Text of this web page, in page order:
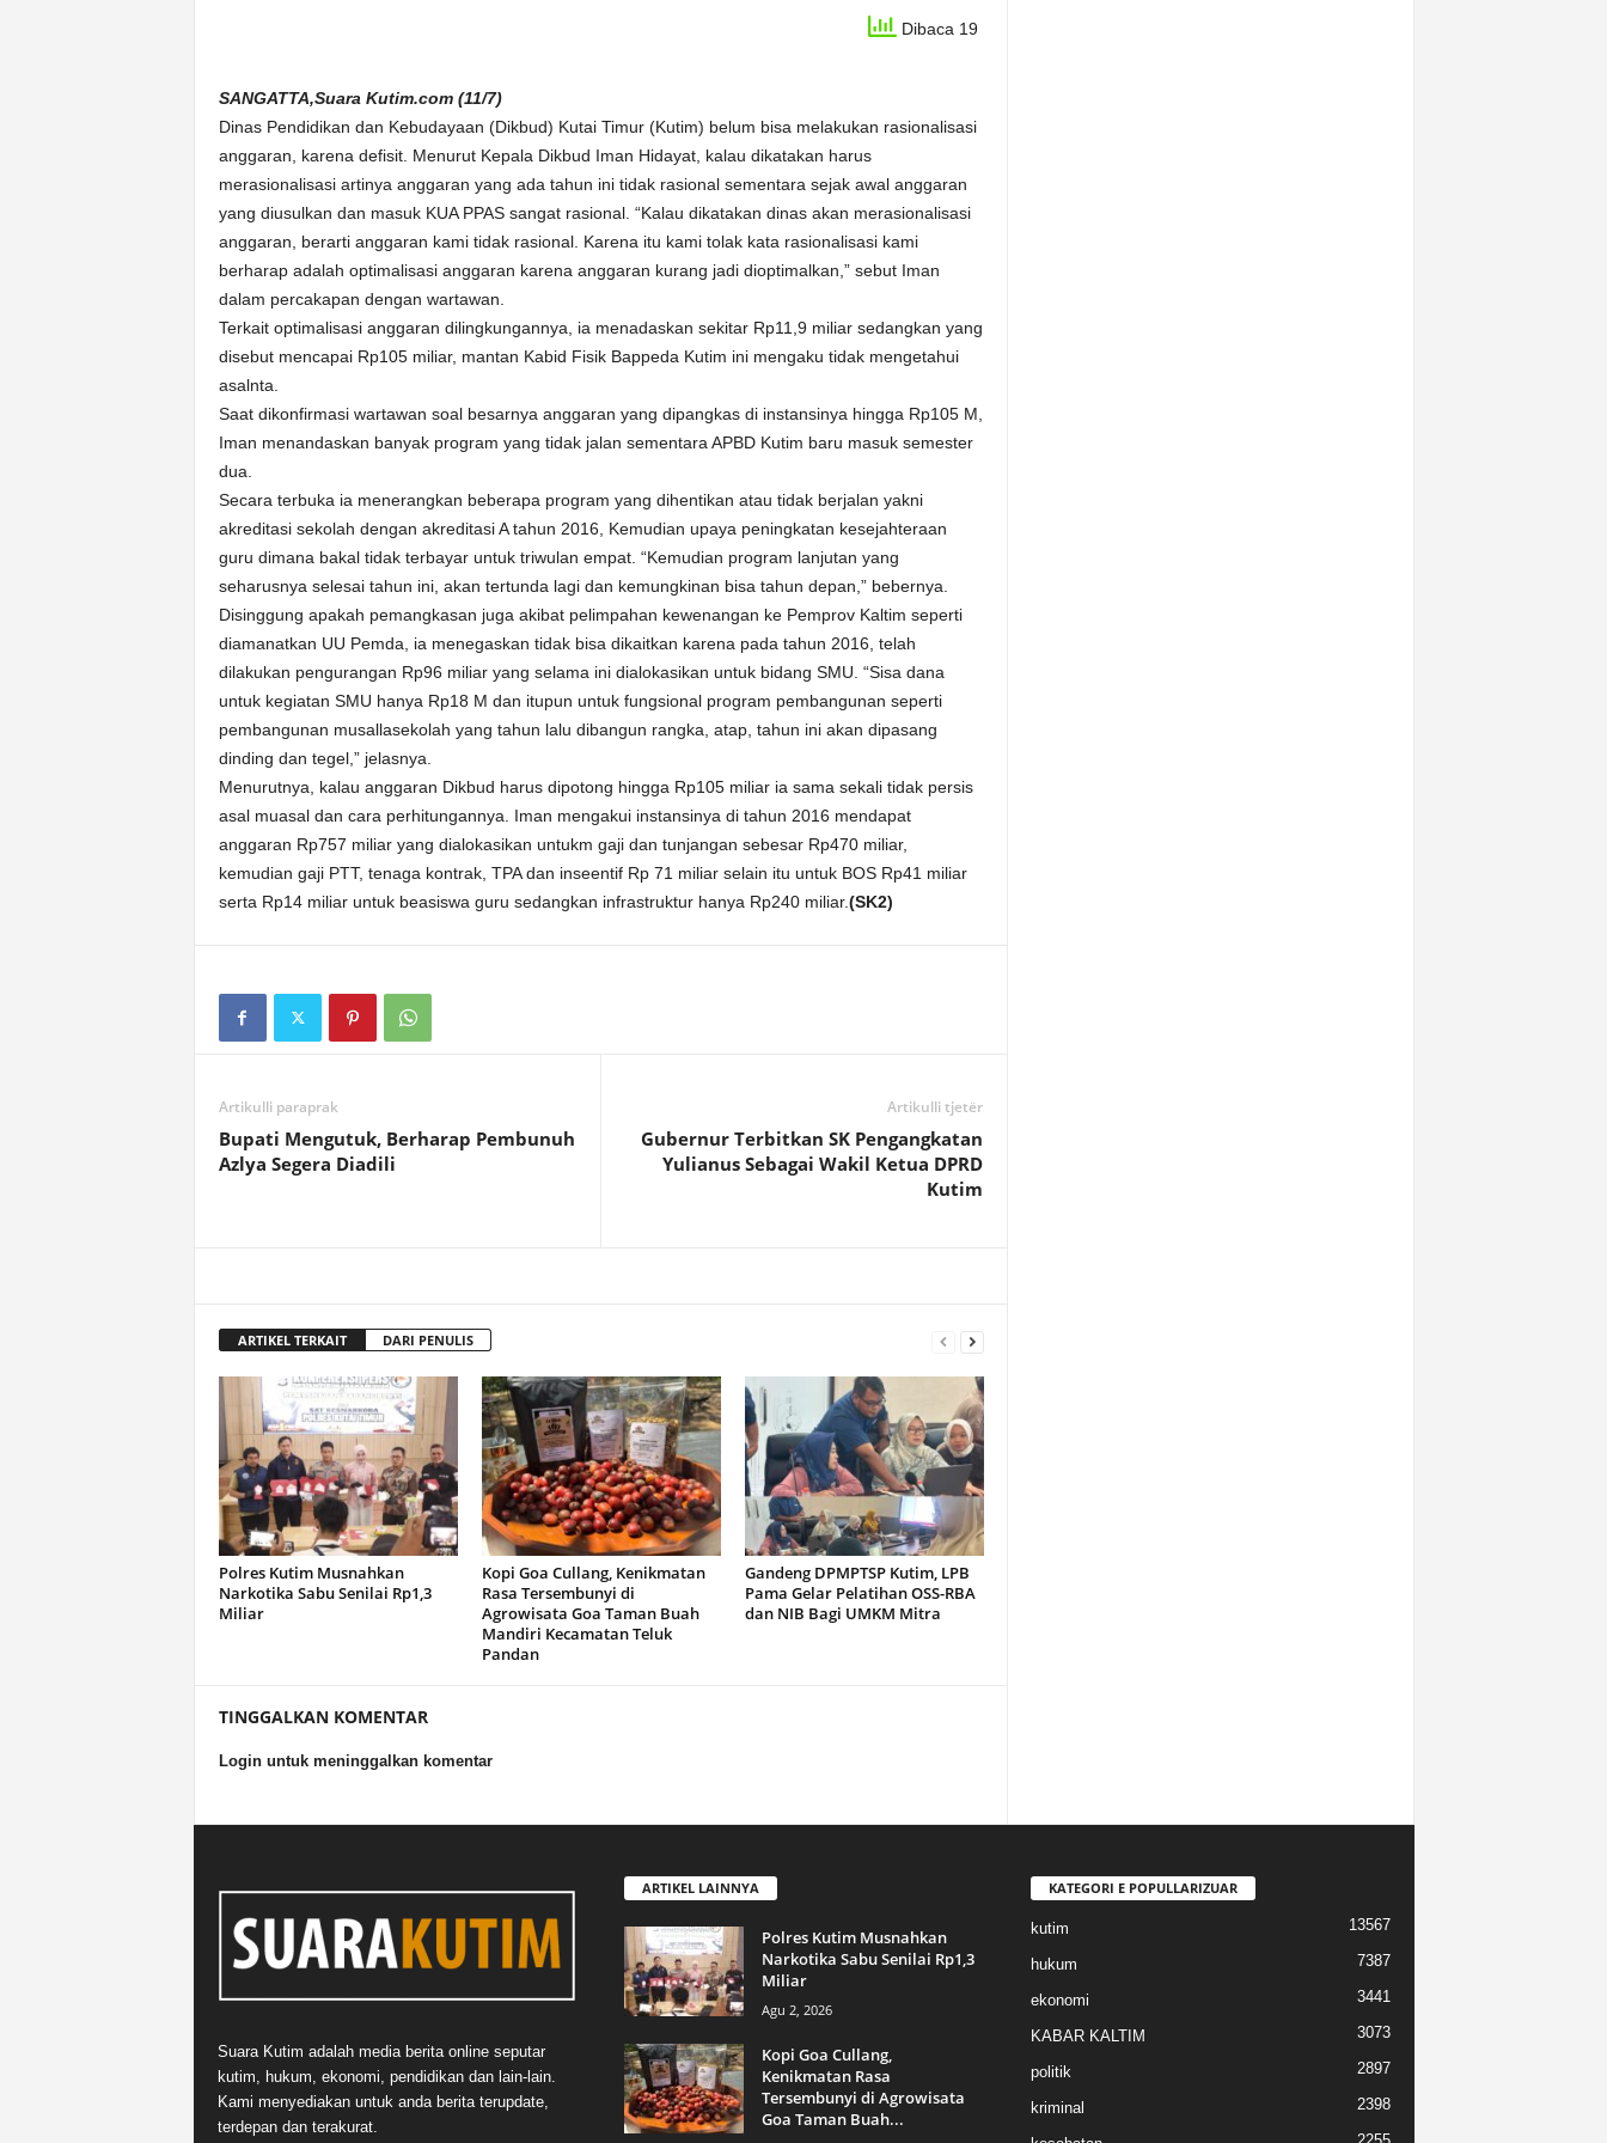
Dibaca 19
SANGATTA,Suara Kutim.com (11/7)
Dinas Pendidikan dan Kebudayaan (Dikbud) Kutai Timur (Kutim) belum bisa melakukan rasionalisasi
anggaran, karena defisit. Menurut Kepala Dikbud Iman Hidayat, kalau dikatakan harus
merasionalisasi artinya anggaran yang ada tahun ini tidak rasional sementara sejak awal anggaran
yang diusulkan dan masuk KUA PPAS sangat rasional. “Kalau dikatakan dinas akan merasionalisasi
anggaran, berarti anggaran kami tidak rasional. Karena itu kami tolak kata rasionalisasi kami
berharap adalah optimalisasi anggaran karena anggaran kurang jadi dioptimalkan,” sebut Iman
dalam percakapan dengan wartawan.
Terkait optimalisasi anggaran dilingkungannya, ia menadaskan sekitar Rp11,9 miliar sedangkan yang
disebut mencapai Rp105 miliar, mantan Kabid Fisik Bappeda Kutim ini mengaku tidak mengetahui
asalnta.
Saat dikonfirmasi wartawan soal besarnya anggaran yang dipangkas di instansinya hingga Rp105 M,
Iman menandaskan banyak program yang tidak jalan sementara APBD Kutim baru masuk semester
dua.
Secara terbuka ia menerangkan beberapa program yang dihentikan atau tidak berjalan yakni
akreditasi sekolah dengan akreditasi A tahun 2016, Kemudian upaya peningkatan kesejahteraan
guru dimana bakal tidak terbayar untuk triwulan empat. “Kemudian program lanjutan yang
seharusnya selesai tahun ini, akan tertunda lagi dan kemungkinan bisa tahun depan,” bebernya.
Disinggung apakah pemangkasan juga akibat pelimpahan kewenangan ke Pemprov Kaltim seperti
diamanatkan UU Pemda, ia menegaskan tidak bisa dikaitkan karena pada tahun 2016, telah
dilakukan pengurangan Rp96 miliar yang selama ini dialokasikan untuk bidang SMU. “Sisa dana
untuk kegiatan SMU hanya Rp18 M dan itupun untuk fungsional program pembangunan seperti
pembangunan musallasekolah yang tahun lalu dibangun rangka, atap, tahun ini akan dipasang
dinding dan tegel,” jelasnya.
Menurutnya, kalau anggaran Dikbud harus dipotong hingga Rp105 miliar ia sama sekali tidak persis
asal muasal dan cara perhitungannya. Iman mengakui instansinya di tahun 2016 mendapat
anggaran Rp757 miliar yang dialokasikan untukm gaji dan tunjangan sebesar Rp470 miliar,
kemudian gaji PTT, tenaga kontrak, TPA dan inseentif Rp 71 miliar selain itu untuk BOS Rp41 miliar
serta Rp14 miliar untuk beasiswa guru sedangkan infrastruktur hanya Rp240 miliar.(SK2)
Artikulli paraprak
Bupati Mengutuk, Berharap Pembunuh
Azlya Segera Diadili
Artikulli tjetër
Gubernur Terbitkan SK Pengangkatan
Yulianus Sebagai Wakil Ketua DPRD
Kutim
ARTIKEL TERKAIT DARI PENULIS
Polres Kutim Musnahkan
Narkotika Sabu Senilai Rp1,3
Miliar
Kopi Goa Cullang, Kenikmatan
Rasa Tersembunyi di
Agrowisata Goa Taman Buah
Mandiri Kecamatan Teluk
Pandan
Gandeng DPMPTSP Kutim, LPB
Pama Gelar Pelatihan OSS-RBA
dan NIB Bagi UMKM Mitra
TINGGALKAN KOMENTAR
Login untuk meninggalkan komentar
Suara Kutim adalah media berita online seputar
kutim, hukum, ekonomi, pendidikan dan lain-lain.
Kami menyediakan untuk anda berita terupdate,
terdepan dan terakurat.
ARTIKEL LAINNYA
Polres Kutim Musnahkan
Narkotika Sabu Senilai Rp1,3
Miliar
Agu 2, 2026
Kopi Goa Cullang,
Kenikmatan Rasa
Tersembunyi di Agrowisata
Goa Taman Buah...
KATEGORI E POPULLARIZUAR
kutim 13567
hukum 7387
ekonomi 3441
KABAR KALTIM 3073
politik 2897
kriminal 2398